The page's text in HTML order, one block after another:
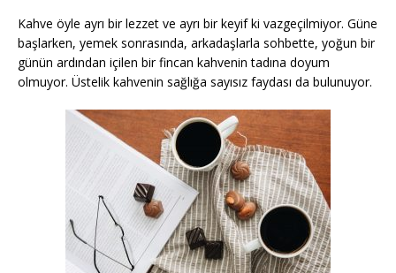
Kahve öyle ayrı bir lezzet ve ayrı bir keyif ki vazgeçilmiyor. Güne
başlarken, yemek sonrasında, arkadaşlarla sohbette, yoğun bir
günün ardından içilen bir fincan kahvenin tadına doyum
olmuyor. Üstelik kahvenin sağlığa sayısız faydası da bulunuyor.